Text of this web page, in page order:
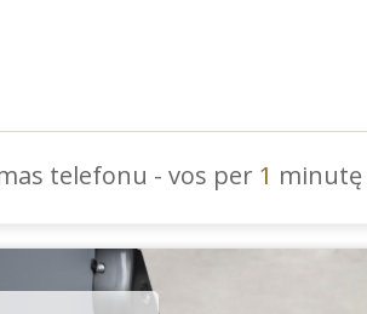
telefonu - vos per 1 minutę